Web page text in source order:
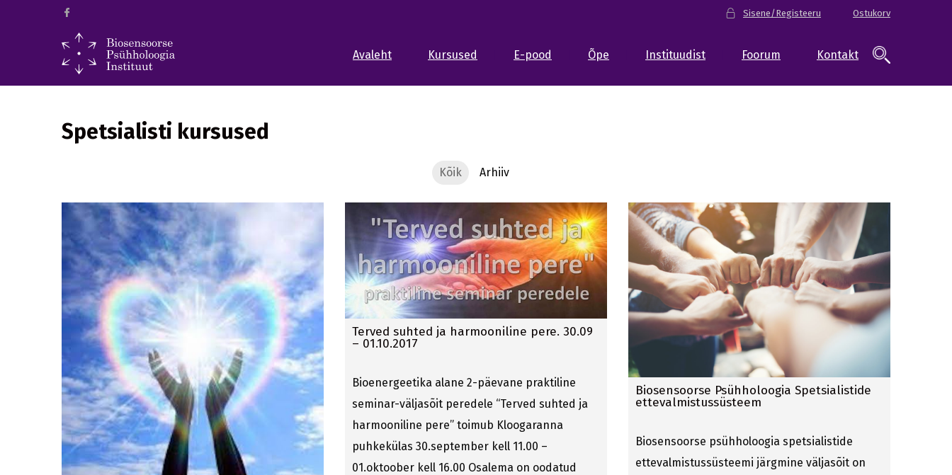
Ostukorv
Sisene/Registeeru
Avaleht Kursused E-pood Õpe Instituudist Foorum Kontakt
Spetsialisti kursused
Kõik Arhiiv
Terved suhted ja harmooniline pere. 30.09
– 01.10.2017
Bioenergeetika alane 2-päevane praktiline
seminar-väljasõit peredele “Terved suhted ja
harmooniline pere” toimub Kloogaranna
puhkekülas 30.september kell 11.00 –
01.oktoober kell 16.00 Osalema on oodatud
Biosensoorse Psühholoogia Spetsialistide
ettevalmistussüsteem
Biosensoorse psühholoogia spetsialistide
ettevalmistussüsteemi järgmine väljasõit on